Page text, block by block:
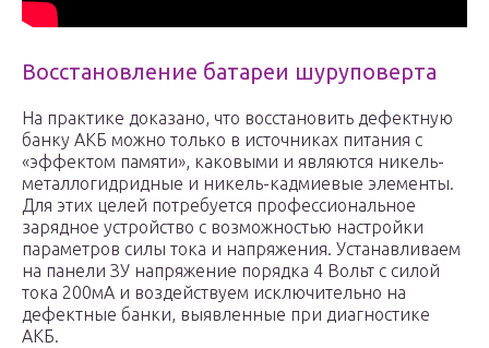
Восстановление батареи шуруповерта
На практике доказано, что восстановить дефектную
банку АКБ можно только в источниках питания с
«эффектом памяти», каковыми и являются никель-
металлогидридные и никель-кадмиевые элементы.
Для этих целей потребуется профессиональное
зарядное устройство с возможностью настройки
параметров силы тока и напряжения. Устанавливаем
на панели ЗУ напряжение порядка 4 Вольт с силой
тока 200мА и воздействуем исключительно на
дефектные банки, выявленные при диагностике
АКБ.